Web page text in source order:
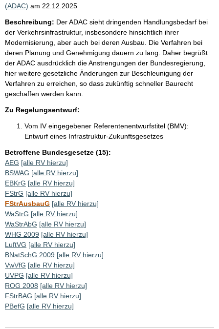
(ADAC) am 22.12.2025
Beschreibung: Der ADAC sieht dringenden Handlungsbedarf bei
der Verkehrsinfrastruktur, insbesondere hinsichtlich ihrer
Modernisierung, aber auch bei deren Ausbau. Die Verfahren bei
deren Planung und Genehmigung dauern zu lang. Daher begrüßt
der ADAC ausdrücklich die Anstrengungen der Bundesregierung,
hier weitere gesetzliche Änderungen zur Beschleunigung der
Verfahren zu erreichen, so dass zukünftig schneller Baurecht
geschaffen werden kann.
Zu Regelungsentwurf:
Vom IV eingegebener Referentenentwurfstitel (BMV):
Entwurf eines Infrastruktur-Zukunftsgesetzes
Betroffene Bundesgesetze (15):
AEG [alle RV hierzu]
BSWAG [alle RV hierzu]
EBKrG [alle RV hierzu]
FStrG [alle RV hierzu]
FStrAusbauG [alle RV hierzu]
WaStrG [alle RV hierzu]
WaStrAbG [alle RV hierzu]
WHG 2009 [alle RV hierzu]
LuftVG [alle RV hierzu]
BNatSchG 2009 [alle RV hierzu]
VwVfG [alle RV hierzu]
UVPG [alle RV hierzu]
ROG 2008 [alle RV hierzu]
FStrBAG [alle RV hierzu]
PBefG [alle RV hierzu]